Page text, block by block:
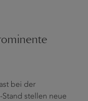
bei der
stellen neue